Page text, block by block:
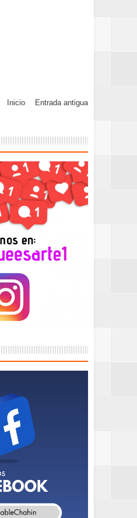
Entrada antigua
Inicio